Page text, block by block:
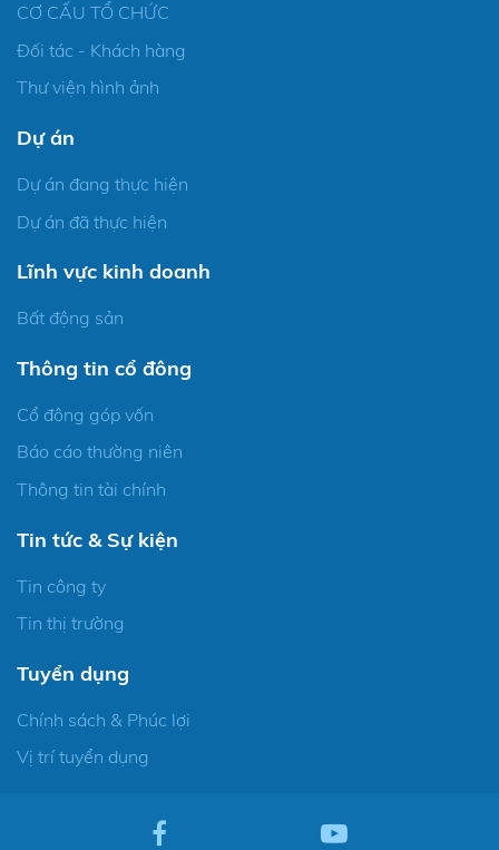
CƠ CẤU TỔ CHỨC
Đối tác - Khách hàng
Thư viện hình ảnh
Dự án
Dự án đang thực hiện
Dự án đã thực hiện
Lĩnh vực kinh doanh
Bất động sản
Thông tin cổ đông
Cổ đông góp vốn
Báo cáo thường niên
Thông tin tài chính
Tin tức & Sự kiện
Tin công ty
Tin thị trường
Tuyển dụng
Chính sách & Phúc lợi
Vị trí tuyển dụng